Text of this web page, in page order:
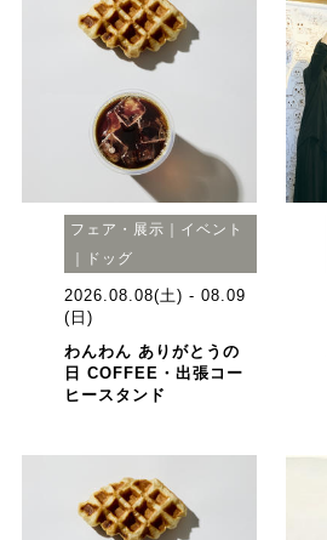
フェア・展示｜イベント
｜ドッグ
2026.08.08(土) - 08.09
(日)
わんわん ありがとうの
日 COFFEE・出張コー
ヒースタンド